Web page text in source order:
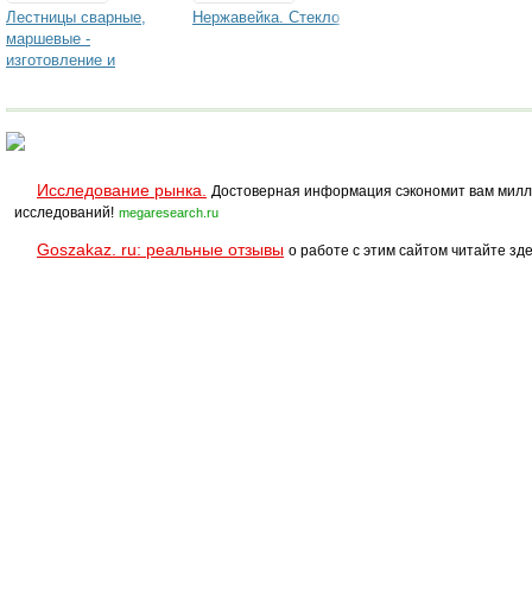
Лестницы сварные,
маршевые -
изготовление и
Нержавейка. Стекло
Исследование рынка.
Достоверная информация сэкономит вам
исследований! megaresearch.ru
Goszakaz. ru: реальные отзывы о работе с этим сайтом читайте